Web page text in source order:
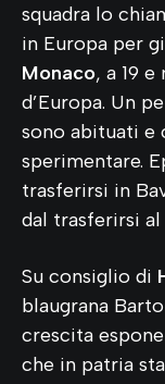
squadra lo
in Europa per
Monaco, a 19
d’Europa. Un
sono abituati e
sperimentare.
trasferirsi in
dal trasferirsi al
Su consiglio di
blaugrana
crescita
che in patria